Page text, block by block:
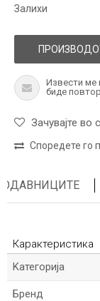
Залихи
Извести ме
биде
Зачувајте во
Споредете го
Карактеристика
Kатегорија
Бренд